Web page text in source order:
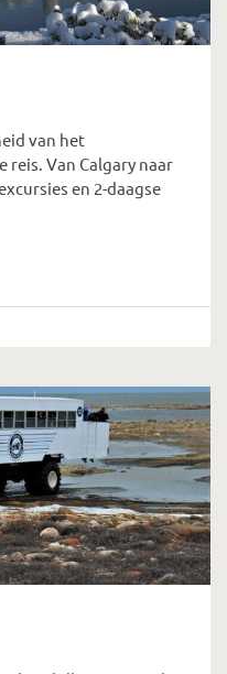
van het
reis. Van Calgary naar
en 2-daagse